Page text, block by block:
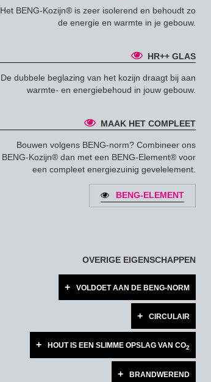
Het BENG-Kozijn® is zeer isolerend en behoudt zo
de energie en warmte in je gebouw.
HR++ GLAS
De dubbele beglazing van het kozijn draagt bij aan
warmte- en energiebehoud in jouw gebouw.
MAAK HET COMPLEET
Bouwen volgens BENG-norm? Combineer ons
BENG-Kozijn® dan met een BENG-Element® voor
een compleet energiezuinig gevelelement.
BENG-ELEMENT
OVERIGE EIGENSCHAPPEN
VOLDOET AAN DE BENG-NORM
CIRCULAIR
HOUT IS EEN SLIMME OPSLAG VAN CO2
BRANDWEREND